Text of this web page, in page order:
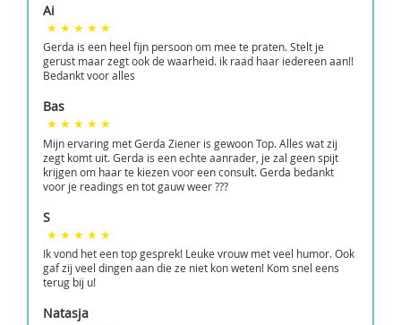
Ai
Gerda is een heel fijn persoon om mee te praten. Stelt je
gerust maar zegt ook de waarheid. ik raad haar iedereen aan!!
Bedankt voor alles
Bas
Mijn ervaring met Gerda Ziener is gewoon Top. Alles wat zij
zegt komt uit. Gerda is een echte aanrader, je zal geen spijt
krijgen om haar te kiezen voor een consult. Gerda bedankt
voor je readings en tot gauw weer ???
S
Ik vond het een top gesprek! Leuke vrouw met veel humor. Ook
gaf zij veel dingen aan die ze niet kon weten! Kom snel eens
terug bij u!
Natasja